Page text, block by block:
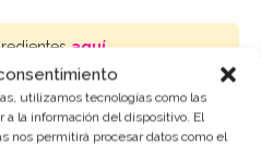
utilizamos tecnologías como las
a la información del dispositivo. El
nos permitirá procesar datos como el
aquí.
AL CARRITO